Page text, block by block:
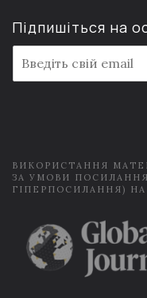
Підпишіться на
m
a
ВИКОРИСТАННЯ
ЗА УМОВИ
ГІПЕРПОСИЛАННЯ) НА